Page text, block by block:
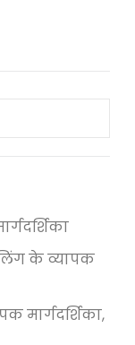
के व्यापक
मार्गदर्शिका,